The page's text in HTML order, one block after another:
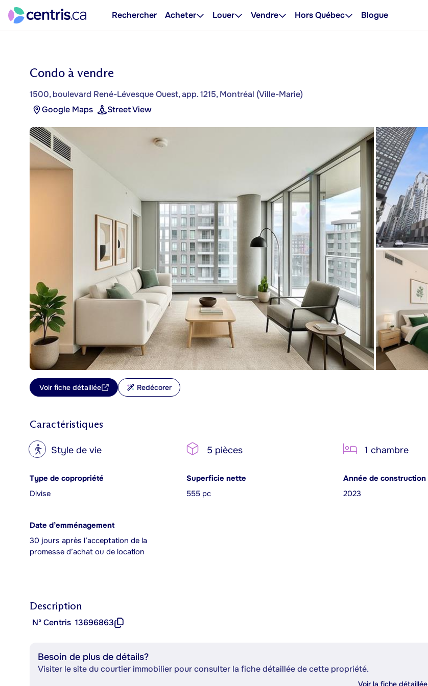
Rechercher Acheter Louer Vendre Hors Québec Blogue
Condo à vendre
1500, boulevard René-Lévesque Ouest, app. 1215, Montréal (Ville-Marie)
Google Maps
Street View
Voir fiche détaillée Redécorer
Caractéristiques
? Style de vie 5 pièces 1 chambre
Type de copropriété
Divise
Superficie nette
555 pc
Année de construction
2023
Date d’emménagement
30 jours après l’acceptation de la
promesse d’achat ou de location
Description
Nº Centris 13696863
Besoin de plus de détails?
Visiter le site du courtier immobilier pour consulter la fiche détaillée de cette propriété.
Voir la fiche détaillée